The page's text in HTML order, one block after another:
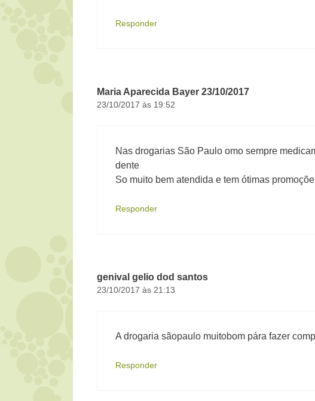
Responder
Maria Aparecida Bayer 23/10/2017
23/10/2017 às 19:52
Nas drogarias São Paulo omo sempre
dente
So muito bem atendida e tem ótimas
Responder
genival gelio dod santos
23/10/2017 às 21:13
A drogaria sãopaulo muitobom pára fazer
Responder